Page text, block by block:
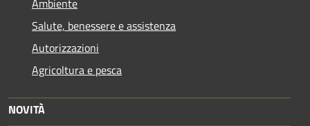
Salute, benessere e assistenza
Autorizzazioni
Agricoltura e pesca
NOVITÀ